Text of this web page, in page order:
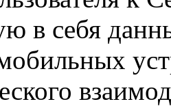
в себя